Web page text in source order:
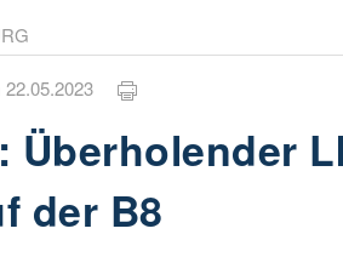
22.05.2023
Überholender
der B8